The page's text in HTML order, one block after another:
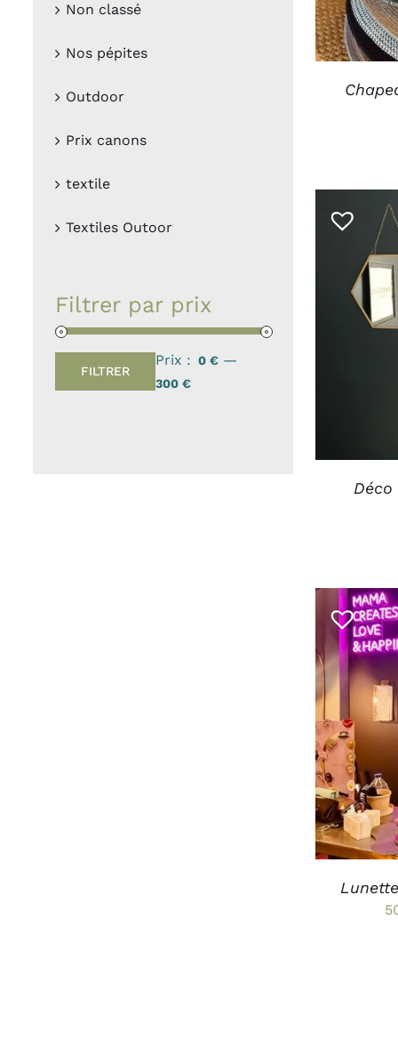
Non classé
Nos pépites
Outdoor
Prix canons
textile
Textiles Outoor
Filtrer par prix
FILTRER
Prix : 0 € —
300 €
CHOIX